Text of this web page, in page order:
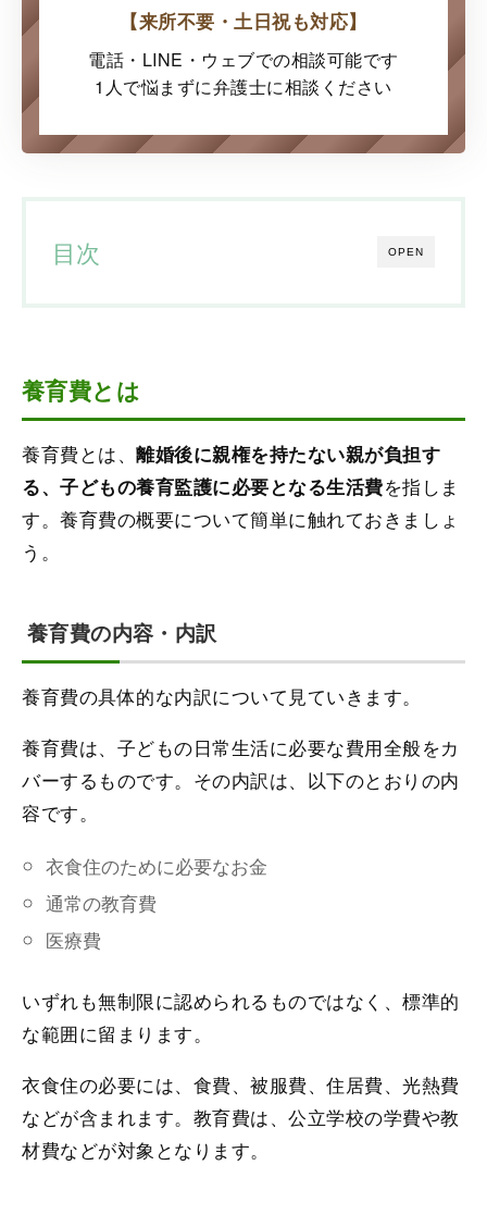
【来所不要・土日祝も対応】
電話・LINE・ウェブでの相談可能です
1人で悩まずに弁護士に相談ください
OPEN
目次
養育費とは
養育費とは、離婚後に親権を持たない親が負担す
る、子どもの養育監護に必要となる生活費を指しま
す。養育費の概要について簡単に触れておきましょ
う。
養育費の内容・内訳
養育費の具体的な内訳について見ていきます。
養育費は、子どもの日常生活に必要な費用全般をカ
バーするものです。その内訳は、以下のとおりの内
容です。
衣食住のために必要なお金
通常の教育費
医療費
いずれも無制限に認められるものではなく、標準的
な範囲に留まります。
衣食住の必要には、食費、被服費、住居費、光熱費
などが含まれます。教育費は、公立学校の学費や教
材費などが対象となります。